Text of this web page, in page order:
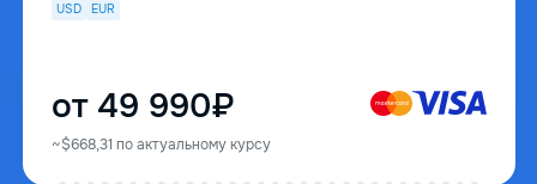
USD EUR
от 49 990₽
~$668,31 по актуальному курсу